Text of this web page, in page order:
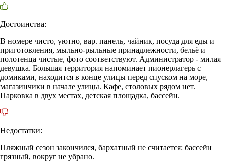
Достоинства:
В номере чисто, уютно, вар. панель, чайник, посуда для еды и
приготовления, мыльно-рыльные принадлежности, бельё и
полотенца чистые, фото соответствуют. Администратор - милая
девушка. Большая территория напоминает пионерлагерь с
домиками, находится в конце улицы перед спуском на море,
магазинчики в начале улицы. Кафе, столовых рядом нет.
Парковка в двух местах, детская площадка, бассейн.
Недостатки:
Пляжный сезон закончился, бархатный не считается: бассейн
грязный, вокруг не убрано.